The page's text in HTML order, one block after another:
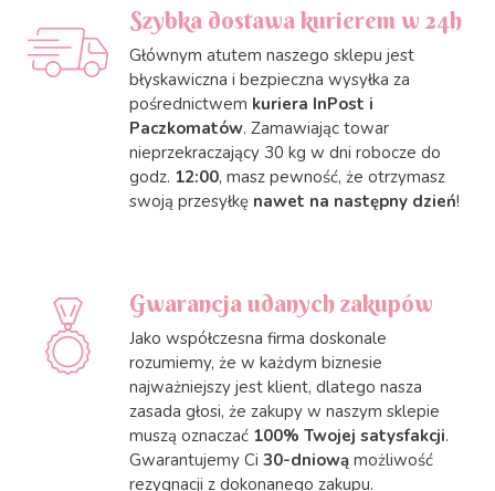
Szybka dostawa kurierem w 24h
Głównym atutem naszego sklepu jest
błyskawiczna i bezpieczna wysyłka za
pośrednictwem kuriera InPost i
Paczkomatów. Zamawiając towar
nieprzekraczający 30 kg w dni robocze do
godz. 12:00, masz pewność, że otrzymasz
swoją przesyłkę nawet na następny dzień!
Gwarancja udanych zakupów
Jako współczesna firma doskonale
rozumiemy, że w każdym biznesie
najważniejszy jest klient, dlatego nasza
zasada głosi, że zakupy w naszym sklepie
muszą oznaczać 100% Twojej satysfakcji.
Gwarantujemy Ci30-dniową możliwość
rezygnacji z dokonanego zakupu.